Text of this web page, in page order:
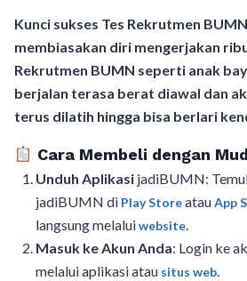
Kunci sukses Tes Rekrutmen
membiasakan diri mengerjakan
Rekrutmen BUMN seperti anak
berjalan terasa berat diawal dan
terus dilatih hingga bisa berlari
Cara Membeli dengan
Unduh Aplikasi jadiBUMN:
jadiBUMN di Play StoreatauApp
langsung melaluiwebsite.
Masuk ke Akun Anda: Login ke
melalui aplikasi atau situs web.